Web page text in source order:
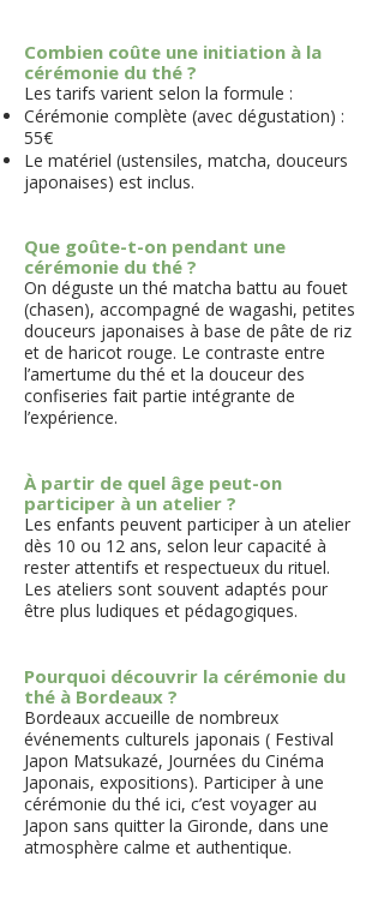
Combien coûte une initiation à la
cérémonie du thé ?
Les tarifs varient selon la formule :
Cérémonie complète (avec dégustation) :
55€
Le matériel (ustensiles, matcha, douceurs
japonaises) est inclus.
Que goûte-t-on pendant une
cérémonie du thé ?
On déguste un thé matcha battu au fouet
(chasen), accompagné de wagashi, petites
douceurs japonaises à base de pâte de riz
et de haricot rouge. Le contraste entre
l’amertume du thé et la douceur des
confiseries fait partie intégrante de
l’expérience.
À partir de quel âge peut-on
participer à un atelier ?
Les enfants peuvent participer à un atelier
dès 10 ou 12 ans, selon leur capacité à
rester attentifs et respectueux du rituel.
Les ateliers sont souvent adaptés pour
être plus ludiques et pédagogiques.
Pourquoi découvrir la cérémonie du
thé à Bordeaux ?
Bordeaux accueille de nombreux
événements culturels japonais ( Festival
Japon Matsukazé, Journées du Cinéma
Japonais, expositions). Participer à une
cérémonie du thé ici, c’est voyager au
Japon sans quitter la Gironde, dans une
atmosphère calme et authentique.